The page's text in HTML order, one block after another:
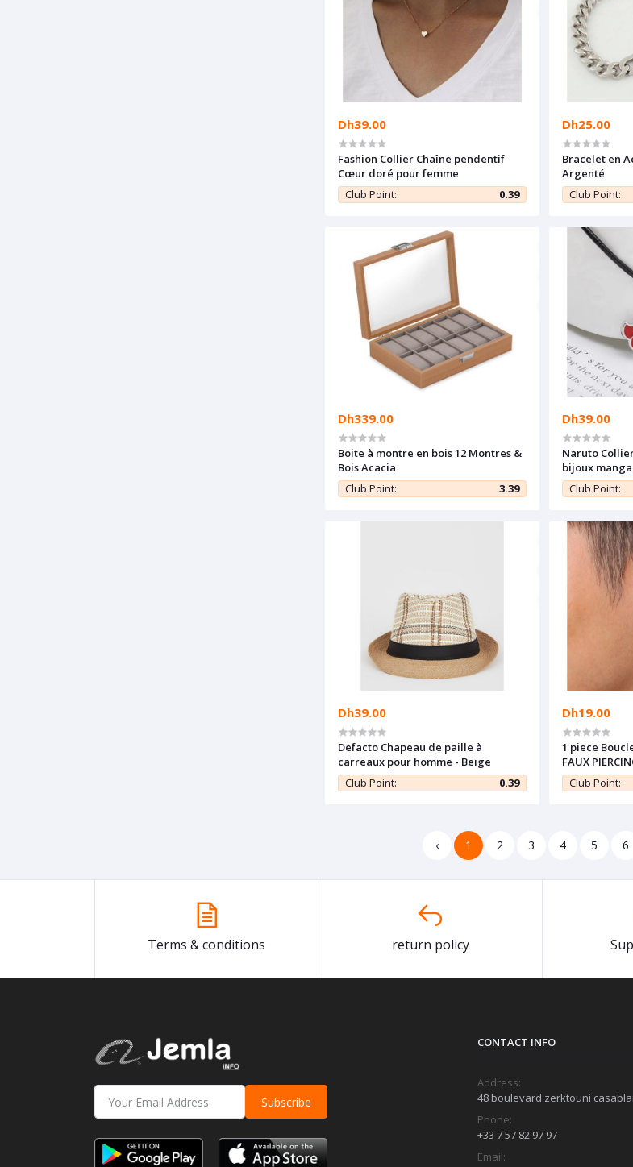
Dh39.00
Fashion Collier Chaîne pendentif
Cœur doré pour femme
Club Point:
0.39
Dh25.00
Bracelet en
Argenté
Club Point:
Dh339.00
Boite à montre en bois 12 Montres &
Bois Acacia
Club Point:
3.39
Dh39.00
Naruto
bijoux manga
Club Point:
Dh39.00
Defacto Chapeau de paille à
carreaux pour homme - Beige
Club Point:
0.39
Dh19.00
1 piece
FAUX
Club Point:
‹ 1 2 3 4 5 6
Terms & conditions return policy
Subscribe
CONTACT INFO
Address:
48 boulevard zerktouni
Phone:
+33 7 57 82 97 97
Email: